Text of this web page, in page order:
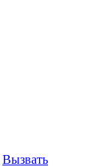
Вызвать